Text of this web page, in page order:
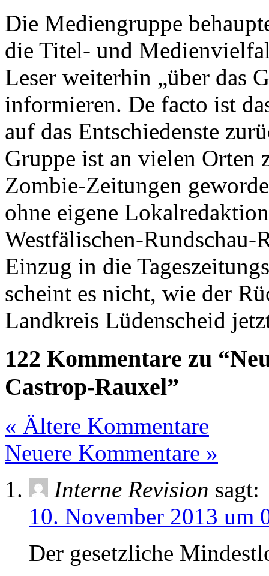
Die Mediengruppe
die Titel- und
Leser weiterhin „über das
informieren. De facto ist
auf das Entschiedenste
Gruppe ist an vielen Orten
Zombie-Zeitungen
ohne eigene
Westfälischen-Rundschau-
Einzug in die
scheint es nicht, wie der
Landkreis Lüdenscheid
122 Kommentare zu
Castrop-Rauxel”
« Ältere Kommentare
Neuere Kommentare »
Interne Revision sagt:
10. November 2013 um
Der gesetzliche